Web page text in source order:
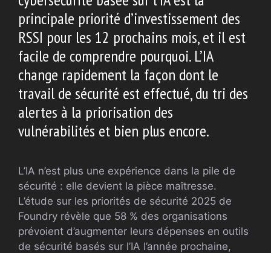
principale priorité d’investissement des
RSSI pour les 12 prochains mois, et il est
facile de comprendre pourquoi. L’IA
change rapidement la façon dont le
travail de sécurité est effectué, du tri des
alertes à la priorisation des
vulnérabilités et bien plus encore.
L’IA n’est plus une expérience dans la pile de
sécurité : elle devient la pièce maîtresse.
L’étude sur les priorités de sécurité 2025 de
Foundry révèle que 58 % des organisations
prévoient d’augmenter leurs dépenses en outils
de sécurité basés sur l’IA l’année prochaine,